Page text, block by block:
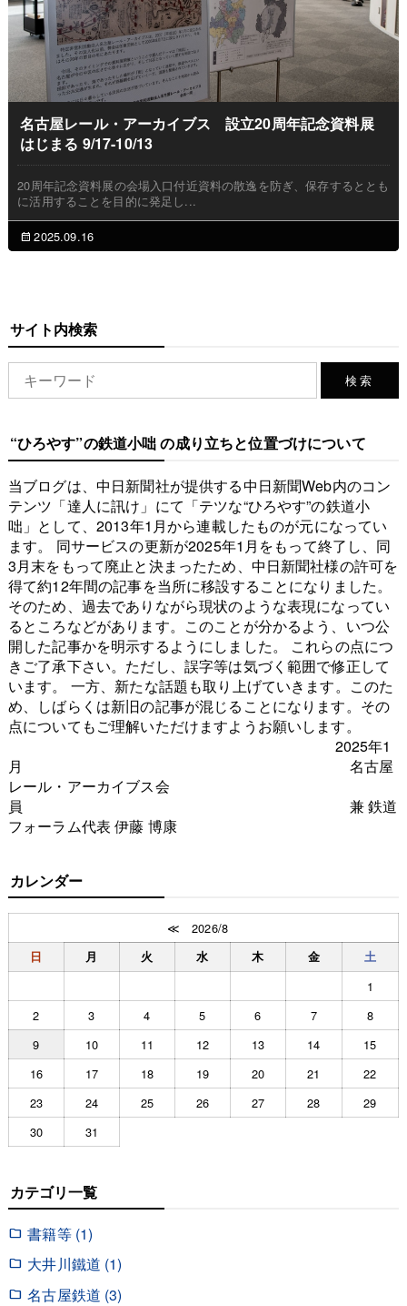
2025.09.16
名古屋レール・アーカイブス 設立20周年記念資料展
はじまる 9/17-10/13
20周年記念資料展の会場入口付近資料の散逸を防ぎ、保存するととも
に活用することを目的に発足し...
サイト内検索
“ひろやす”の鉄道小咄 の成り立ちと位置づけについて
当ブログは、中日新聞社が提供する中日新聞Web内のコン
テンツ「達人に訊け」にて「テツな“ひろやす”の鉄道小
咄」として、2013年1月から連載したものが元になってい
ます。 同サービスの更新が2025年1月をもって終了し、同
3月末をもって廃止と決まったため、中日新聞社様の許可を
得て約12年間の記事を当所に移設することになりました。
そのため、過去でありながら現状のような表現になってい
るところなどがあります。このことが分かるよう、いつ公
開した記事かを明示するようにしました。 これらの点につ
きご了承下さい。ただし、誤字等は気づく範囲で修正して
います。 一方、新たな話題も取り上げていきます。このた
め、しばらくは新旧の記事が混じることになります。その
点についてもご理解いただけますようお願いします。
2025年1
月 名古屋
レール・アーカイブス会
員 兼 鉄道
フォーラム代表 伊藤 博康
カレンダー
≪ 2026/8
日 月 火 水 木 金 土
1
2
3 4 5 6 7
8
9
10 11 12 13 14
15
16
17 18 19 20 21
22
23
24 25 26 27 28
29
30
31
カテゴリ一覧
書籍等 (1)
大井川鐵道 (1)
名古屋鉄道 (3)